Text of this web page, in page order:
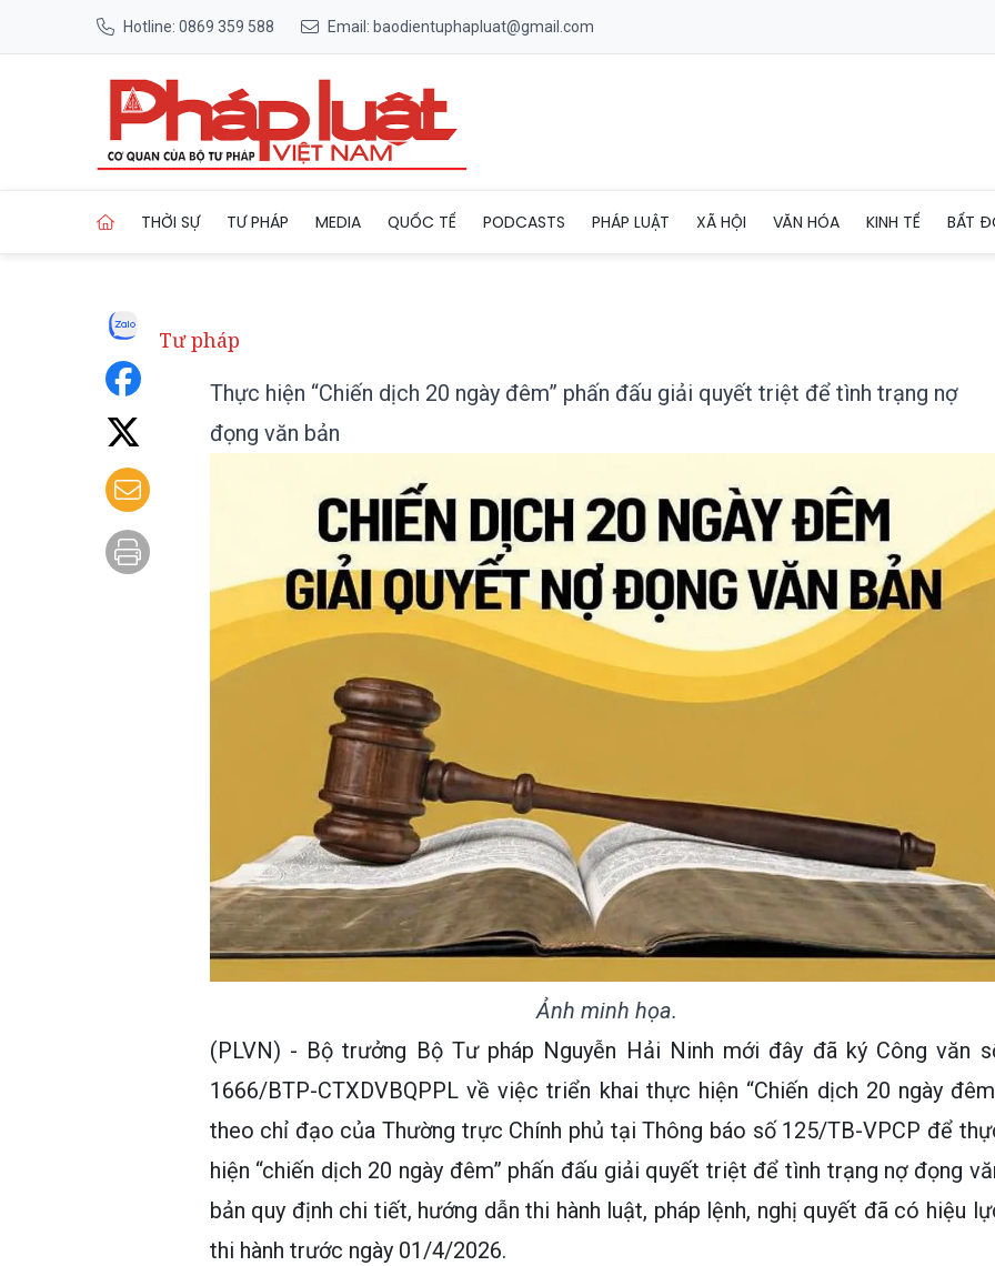
Hotline: 0869 359 588 Email: baodientuphapluat@gmail.com
THỜI SỰ TƯ PHÁP MEDIA QUỐC TẾ PODCASTS PHÁP LUẬT XÃ HỘI VĂN HÓA KINH TẾ BẤT
Tư pháp
Thực hiện “Chiến dịch 20 ngày đêm” phấn đấu giải quyết triệt để tình trạng nợ
đọng văn bản
Ảnh minh họa.
(PLVN) - Bộ trưởng Bộ Tư pháp Nguyễn Hải Ninh mới đây đã ký Công văn
1666/BTP-CTXDVBQPPL về việc triển khai thực hiện “Chiến dịch 20 ngày
theo chỉ đạo của Thường trực Chính phủ tại Thông báo số 125/TB-VPCP để
hiện “chiến dịch 20 ngày đêm” phấn đấu giải quyết triệt để tình trạng nợ đọng
bản quy định chi tiết, hướng dẫn thi hành luật, pháp lệnh, nghị quyết đã có hiệu
thi hành trước ngày 01/4/2026.